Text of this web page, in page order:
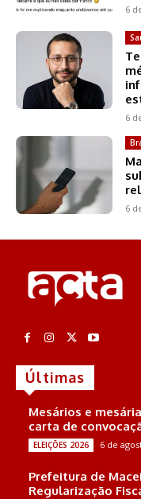
6
6
6
Últimas
Mesários e
carta de
ELEIÇÕES 2026 6 de
Prefeitura de
Regularização